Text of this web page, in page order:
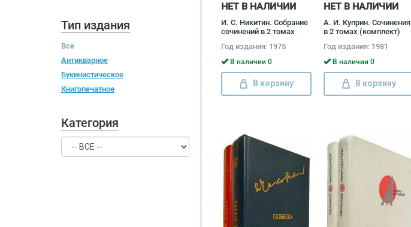
Тип издания
Все
Антикварное
Букинистическое
Книгопечатное
Категория
НЕТ В НАЛИЧИИ
И. С. Никитин. Собрание
сочинений в 2 томах
Никитин
Год издания: 1975
В наличии 0
В корзину
НЕТ В НАЛИЧИИ
А. И. Куприн. Сочинения
в 2 томах (комплект)
Год издания: 1981
В наличии 0
В корзину